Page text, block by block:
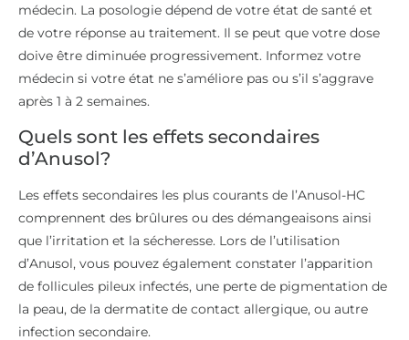
médecin. La posologie dépend de votre état de santé et
de votre réponse au traitement. Il se peut que votre dose
doive être diminuée progressivement. Informez votre
médecin si votre état ne s’améliore pas ou s’il s’aggrave
après 1 à 2 semaines.
Quels sont les effets secondaires
d’Anusol?
Les effets secondaires les plus courants de l’Anusol-HC
comprennent des brûlures ou des démangeaisons ainsi
que l’irritation et la sécheresse. Lors de l’utilisation
d’Anusol, vous pouvez également constater l’apparition
de follicules pileux infectés, une perte de pigmentation de
la peau, de la dermatite de contact allergique, ou autre
infection secondaire.